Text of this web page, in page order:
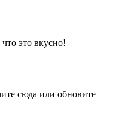
это вкусно!
сюда или обновите